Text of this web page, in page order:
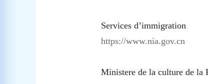
Services d’immigration
https://www.nia.gov.cn
Ministere de la culture de la